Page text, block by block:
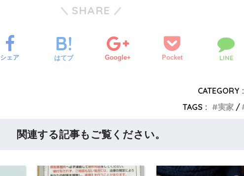
SHARE
シェア はてブ Google+ Pocket LINE
CATEGORY :
TAGS :
実家
関連する記事もご覧ください。